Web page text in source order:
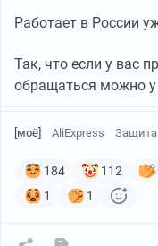
Работает в России
Так, что если у вас
обращаться можно
[моё] AliExpress Защита
184 112
1
1